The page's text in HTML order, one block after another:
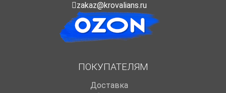
zakaz@krovalians.ru
ПОКУПАТЕЛЯМ
Доставка